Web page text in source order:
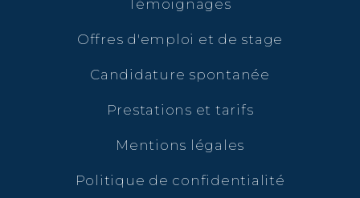
Témoignages
Offres d'emploi et de stage
Candidature spontanée
Prestations et tarifs
Mentions légales
Politique de confidentialité